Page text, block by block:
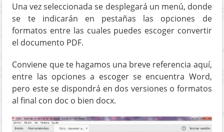
Una vez seleccionada se desplegará un menú, donde
se te indicarán en pestañas las opciones de
formatos entre las cuales puedes escoger convertir
el documento PDF.
Conviene que te hagamos una breve referencia aquí,
entre las opciones a escoger se encuentra Word,
pero este se dispondrá en dos versiones o formatos
al final con doc o bien docx.